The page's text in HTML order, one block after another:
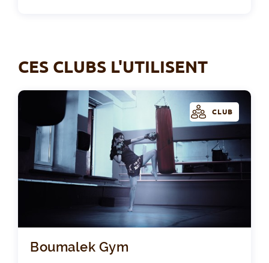
CES CLUBS L'UTILISENT
CLUB
Boumalek Gym